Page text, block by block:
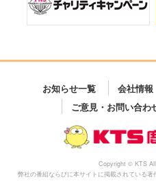
お知らせ一覧 会社情報
ご意見・お問い合わ
Copyright © KTS
弊社の番組ならびに本サイトに掲載されている